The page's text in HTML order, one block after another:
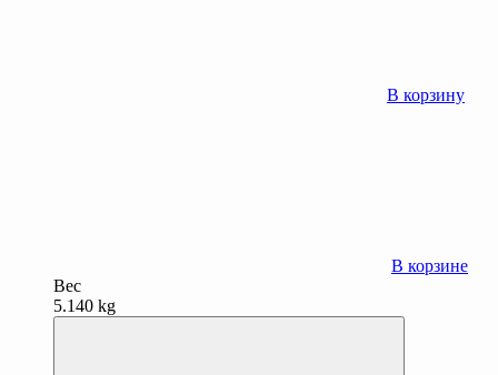
В корзину
В корзине
Вес
5.140 kg